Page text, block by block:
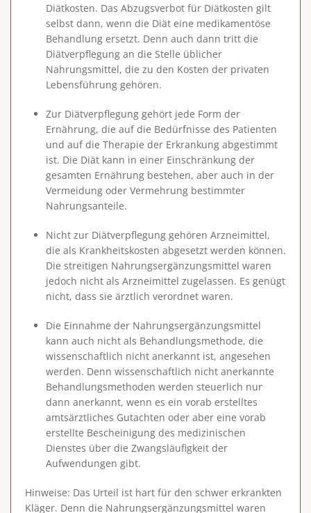
Diätkosten. Das Abzugsverbot für Diätkosten gilt
selbst dann, wenn die Diät eine medikamentöse
Behandlung ersetzt. Denn auch dann tritt die
Diätverpflegung an die Stelle üblicher
Nahrungsmittel, die zu den Kosten der privaten
Lebensführung gehören.
Zur Diätverpflegung gehört jede Form der
Ernährung, die auf die Bedürfnisse des Patienten
und auf die Therapie der Erkrankung abgestimmt
ist. Die Diät kann in einer Einschränkung der
gesamten Ernährung bestehen, aber auch in der
Vermeidung oder Vermehrung bestimmter
Nahrungsanteile.
Nicht zur Diätverpflegung gehören Arzneimittel,
die als Krankheitskosten abgesetzt werden können.
Die streitigen Nahrungsergänzungsmittel waren
jedoch nicht als Arzneimittel zugelassen. Es genügt
nicht, dass sie ärztlich verordnet waren.
Die Einnahme der Nahrungsergänzungsmittel
kann auch nicht als Behandlungsmethode, die
wissenschaftlich nicht anerkannt ist, angesehen
werden. Denn wissenschaftlich nicht anerkannte
Behandlungsmethoden werden steuerlich nur
dann anerkannt, wenn es ein vorab erstelltes
amtsärztliches Gutachten oder aber eine vorab
erstellte Bescheinigung des medizinischen
Dienstes über die Zwangsläufigkeit der
Aufwendungen gibt.
Hinweise: Das Urteil ist hart für den schwer erkrankten
Kläger. Denn die Nahrungsergänzungsmittel waren